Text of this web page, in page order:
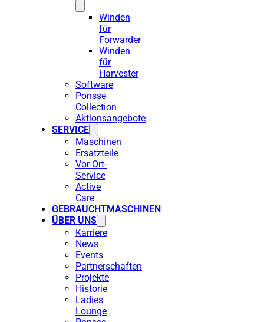
Winden
für
Forwarder
Winden
für
Harvester
Software
Ponsse
Collection
Aktionsangebote
SERVICE
Maschinen
Ersatzteile
Vor-Ort-
Service
Active
Care
GEBRAUCHTMASCHINEN
ÜBER UNS
Karriere
News
Events
Partnerschaften
Projekte
Historie
Ladies
Lounge